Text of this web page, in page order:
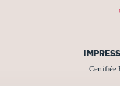
Certifiée